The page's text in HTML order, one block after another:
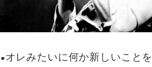
●オレみたいに何か新しいこと